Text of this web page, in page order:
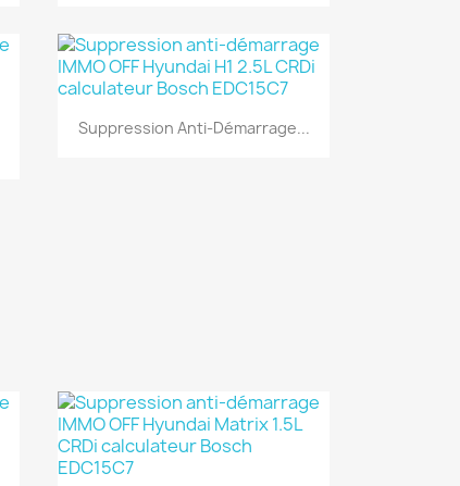
Aperçu rapide
Suppression Anti-Démarrage...